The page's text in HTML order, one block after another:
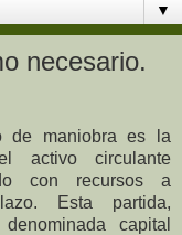
▼
necesario.
de maniobra es la
activo circulante
con recursos a
Esta partida,
capital